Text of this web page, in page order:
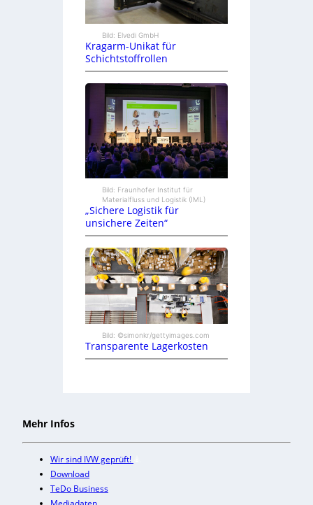
Bild: Elvedi GmbH
Kragarm-Unikat für
Schichtstoffrollen
Bild: Fraunhofer Institut für
Materialfluss und Logistik (IML)
„Sichere Logistik für
unsichere Zeiten“
Bild: ©simonkr/gettyimages.com
Transparente Lagerkosten
Mehr Infos
Wir sind IVW geprüft!
Download
TeDo Business